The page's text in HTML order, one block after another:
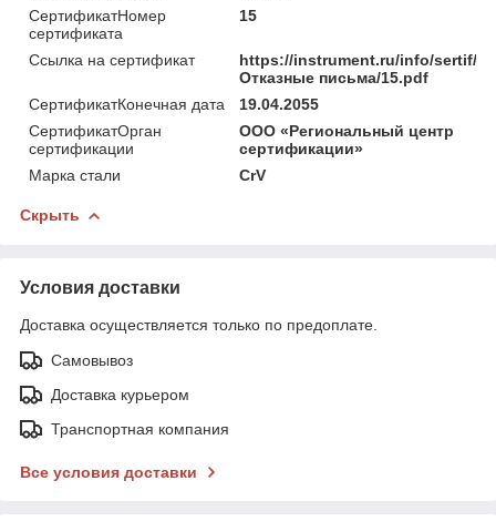
СертификатНомер
сертификата
15
Ссылка на сертификат
https://instrument.ru/info/sertif/
Отказные письма/15.pdf
СертификатКонечная дата
19.04.2055
СертификатОрган
сертификации
ООО «Региональный центр
сертификации»
Марка стали
CrV
Скрыть
Условия доставки
Доставка осуществляется только по предоплате.
Самовывоз
Доставка курьером
Транспортная компания
Все условия доставки